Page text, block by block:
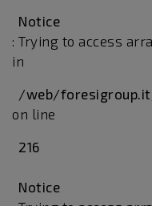
Notice
: Trying to access
in
/web/
on line
216
Notice